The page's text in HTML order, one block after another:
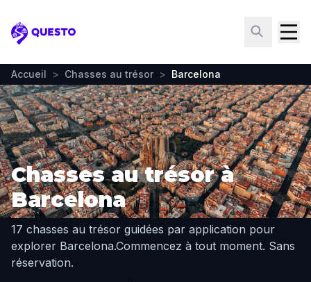
Questo
Accueil > Chasses au trésor > Barcelona
Chasses au trésor à
Barcelona
17 chasses au trésor guidées par application pour
explorer Barcelona.Commencez à tout moment. Sans
réservation.